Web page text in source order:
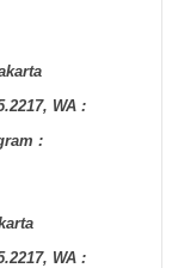
WA :
:
WA :